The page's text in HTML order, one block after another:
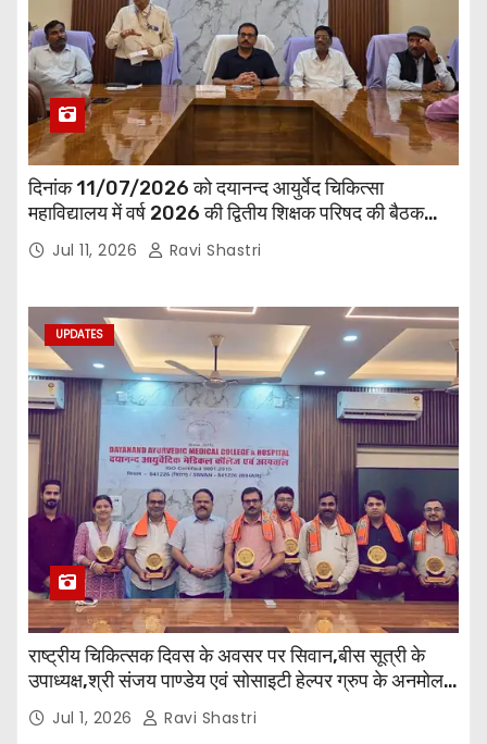
दिनांक 11/07/2026 को दयानन्द आयुर्वेद चिकित्सा
महाविद्यालय में वर्ष 2026 की द्वितीय शिक्षक परिषद की बैठक
प्राचार्य की अध्यक्षता में हुई। बैठक मे महाविद्यालय सभी
विभागाध्यक्ष एवं शिक्षक सम्मिलित हुए।
Jul 11, 2026 Ravi Shastri
UPDATES
राष्ट्रीय चिकित्सक दिवस के अवसर पर सिवान,बीस सूत्री के
उपाध्यक्ष,श्री संजय पाण्डेय एवं सोसाइटी हेल्पर ग्रुप के अनमोल
जी तथा इनर व्हील क्लब की अध्यक्षा श्रीमती आरती अलोक वर्मा
एवं उनकी टीम द्वारा महाविद्यालय के प्राचार्य डॉ. सुधांशु शेखर
Jul 1, 2026 Ravi Shastri